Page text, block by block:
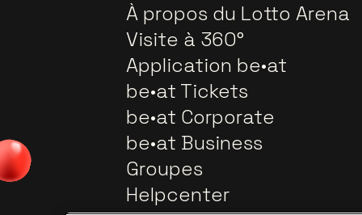
À propos du Lotto Arena
Visite à 360°
Application be•at
be•at Tickets
be•at Corporate
be•at Business
Groupes
Helpcenter